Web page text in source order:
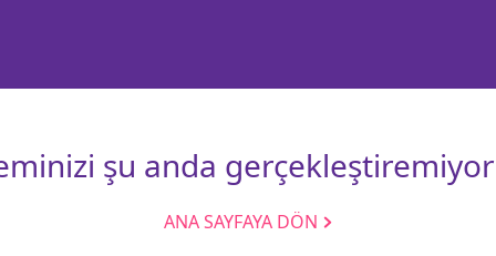
şu anda
ANA SAYFAYA DÖN